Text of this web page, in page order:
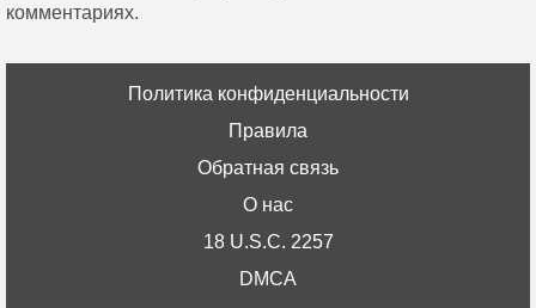
комментариях.
Политика конфиденциальности
Правила
Обратная связь
О нас
18 U.S.C. 2257
DMCA